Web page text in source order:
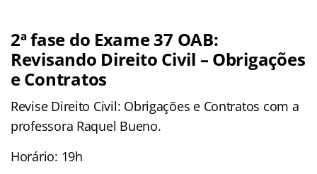
2ª fase do Exame 37 OAB:
Revisando Direito Civil – Obrigações
e Contratos
Revise Direito Civil: Obrigações e Contratos com a
professora Raquel Bueno.
Horário: 19h